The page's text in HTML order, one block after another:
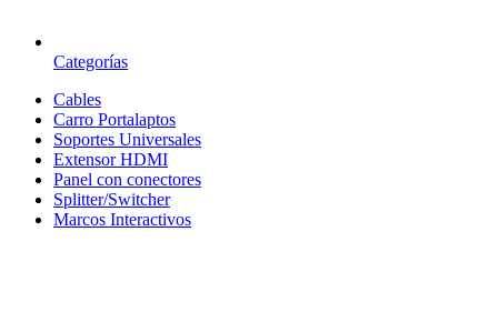
Categorías
Cables
Carro Portalaptos
Soportes Universales
Extensor HDMI
Panel con conectores
Splitter/Switcher
Marcos Interactivos